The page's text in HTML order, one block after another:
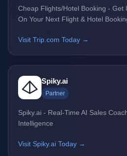
Cheap Flights/Hotel Booking - Get
On Your Next Flight & Hotel
Visit Trip.com Today →
Spiky.ai
Partner
Spiky.ai - Real-Time AI Sales
Intelligence
Visit Spiky.ai Today →